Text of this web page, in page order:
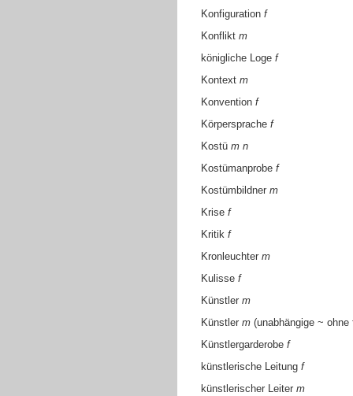
Konfiguration f
Konflikt m
königliche Loge f
Kontext m
Konvention f
Körpersprache f
Kostü m n
Kostümanprobe f
Kostümbildner m
Krise f
Kritik f
Kronleuchter m
Kulisse f
Künstler m
Künstler m (unabhängige ~
Künstlergarderobe f
künstlerische Leitung f
künstlerischer Leiter m